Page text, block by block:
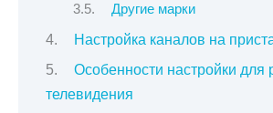
Другие марки
Настройка каналов на
Особенности настройки для
телевидения